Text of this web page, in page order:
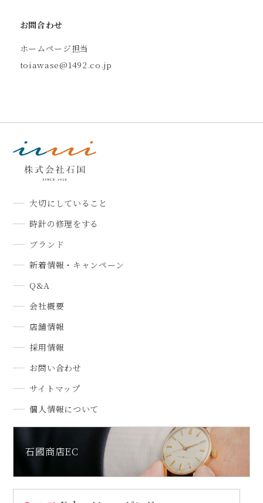
お問合わせ
ホームページ担当
toiawase@1492.co.jp
大切にしていること
時計の修理をする
ブランド
新着情報・キャンペーン
Q&A
会社概要
店舗情報
採用情報
お問い合わせ
サイトマップ
個人情報について
石國商店EC